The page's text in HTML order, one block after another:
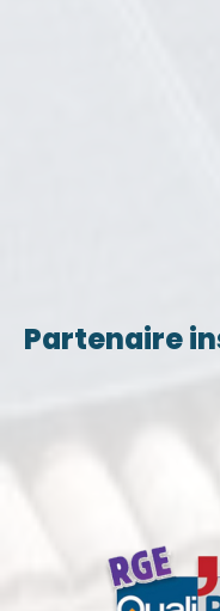
Partenaire